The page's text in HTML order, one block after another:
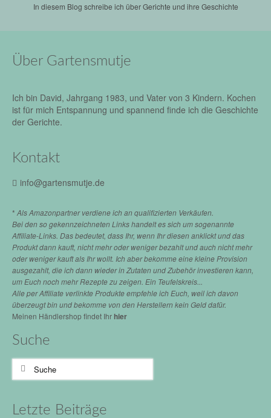
In diesem Blog schreibe ich über Gerichte und ihre Geschichte
Über Gartensmutje
Ich bin David, Jahrgang 1983, und Vater von 3 Kindern. Kochen
ist für mich Entspannung und spannend finde ich die Geschichte
der Gerichte.
Kontakt
info@gartensmutje.de
* Als Amazonpartner verdiene ich an qualifizierten Verkäufen.
Bei den so gekennzeichneten Links handelt es sich um sogenannte
Affiliate-Links. Das bedeutet, dass Ihr, wenn Ihr diesen anklickt und das
Produkt dann kauft, nicht mehr oder weniger bezahlt und auch nicht mehr
oder weniger kauft als Ihr wollt. Ich aber bekomme eine kleine Provision
ausgezahlt, die ich dann wieder in Zutaten und Zubehör investieren kann,
um Euch noch mehr Rezepte zu zeigen. Ein Teufelskreis...
Alle per Affiliate verlinkte Produkte empfehle ich Euch, weil ich davon
überzeugt bin und bekomme von den Herstellern kein Geld dafür.
Meinen Händlershop findet Ihr hier
Suche
Suche
nach:
Letzte Beiträge